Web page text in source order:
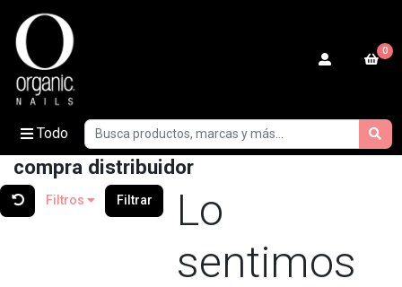
Todo
0
compra distribuidor
Filtros Filtrar
Lo
sentimos